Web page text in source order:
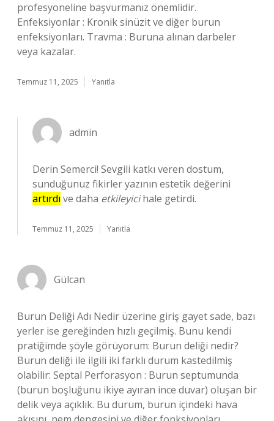
profesyoneline başvurmanız önemlidir.
Enfeksiyonlar : Kronik sinüzit ve diğer burun
enfeksiyonları. Travma : Buruna alınan darbeler
veya kazalar.
Temmuz 11, 2025 Yanıtla
admin
Derin Semerci! Sevgili katkı veren dostum,
sunduğunuz fikirler yazının estetik değerini
artırdı ve daha etkileyicihale getirdi.
Temmuz 11, 2025 Yanıtla
Gülcan
Burun Deliği Adı Nedir üzerine giriş gayet sade, bazı
yerler ise gereğinden hızlı geçilmiş. Bunu kendi
pratiğimde şöyle görüyorum: Burun deliği nedir?
Burun deliği ile ilgili iki farklı durum kastedilmiş
olabilir: Septal Perforasyon : Burun septumunda
(burun boşluğunu ikiye ayıran ince duvar) oluşan bir
delik veya açıklık. Bu durum, burun içindeki hava